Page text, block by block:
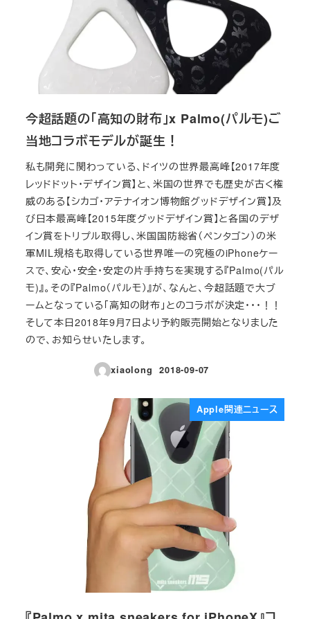
今超話題の「高知の財布」x Palmo(パルモ)ご
当地コラボモデルが誕生！
私も開発に関わっている、ドイツの世界最高峰【2017年度
レッドドット・デザイン賞】と、米国の世界でも歴史が古く権
威のある【シカゴ・アテナイオン博物館グッドデザイン賞】及
び日本最高峰【2015年度グッドデザイン賞】と各国のデザ
イン賞をトリプル取得し、米国国防総省（ペンタゴン）の米
軍MIL規格も取得している世界唯一の究極のiPhoneケー
スで、安心・安全・安定の片手持ちを実現する『Palmo(パル
モ)』。その『Palmo（パルモ）』が、なんと、今超話題で大ブ
ームとなっている「高知の財布」とのコラボが決定・・・！！
そして本日2018年9月7日より予約販売開始となりました
ので、お知らせいたします。
xiaolong
投稿日
2018-09-07
Apple関連ニュース